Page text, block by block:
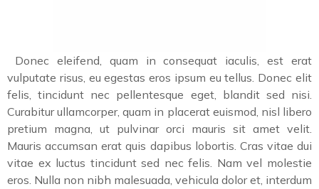
Donec eleifend, quam in consequat iaculis, est erat
vulputate risus, eu egestas eros ipsum eu tellus. Donec elit
felis, tincidunt nec pellentesque eget, blandit sed nisi.
Curabitur ullamcorper, quam in placerat euismod, nisl libero
pretium magna, ut pulvinar orci mauris sit amet velit.
Mauris accumsan erat quis dapibus lobortis. Cras vitae dui
vitae ex luctus tincidunt sed nec felis. Nam vel molestie
eros. Nulla non nibh malesuada, vehicula dolor et, interdum